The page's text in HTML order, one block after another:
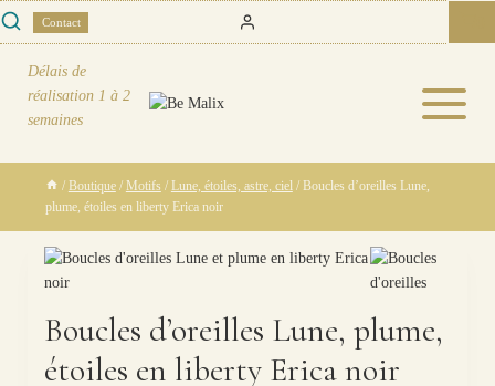
Skip
Contact
Délais de
réalisation 1 à 2
semaines
/ Boutique / Motifs / Lune, étoiles, astre, ciel / Boucles d’oreilles Lune,
plume, étoiles en liberty Erica noir
Boucles d’oreilles Lune, plume,
étoiles en liberty Erica noir